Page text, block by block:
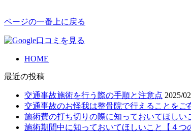
ページの一番上に戻る
HOME
最近の投稿
交通事故施術を行う際の手順と注意点 2025/
交通事故のお怪我は整骨院で行えることをご
施術費の打ち切りの際に知っておいてほしい
施術期間中に知っておいてほしいこと【４つ